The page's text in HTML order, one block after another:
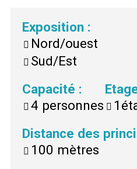
Exposition :
Nord/ouest
Sud/Est
Capacité :
4 personnes
Distance des
100 mètres